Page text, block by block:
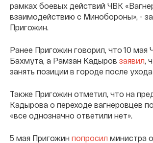
рамках боевых действий ЧВК
взаимодействию с Минобороны», -
Пригожин.
Ранее Пригожин говорил, что 10 мая
Бахмута, а Рамзан Кадыров заявил ,
занять позиции в городе после ухода
Также Пригожин отметил, что на
Кадырова о переходе вагнеровцев
«все однозначно ответили нет».
5 мая Пригожин попросил министра